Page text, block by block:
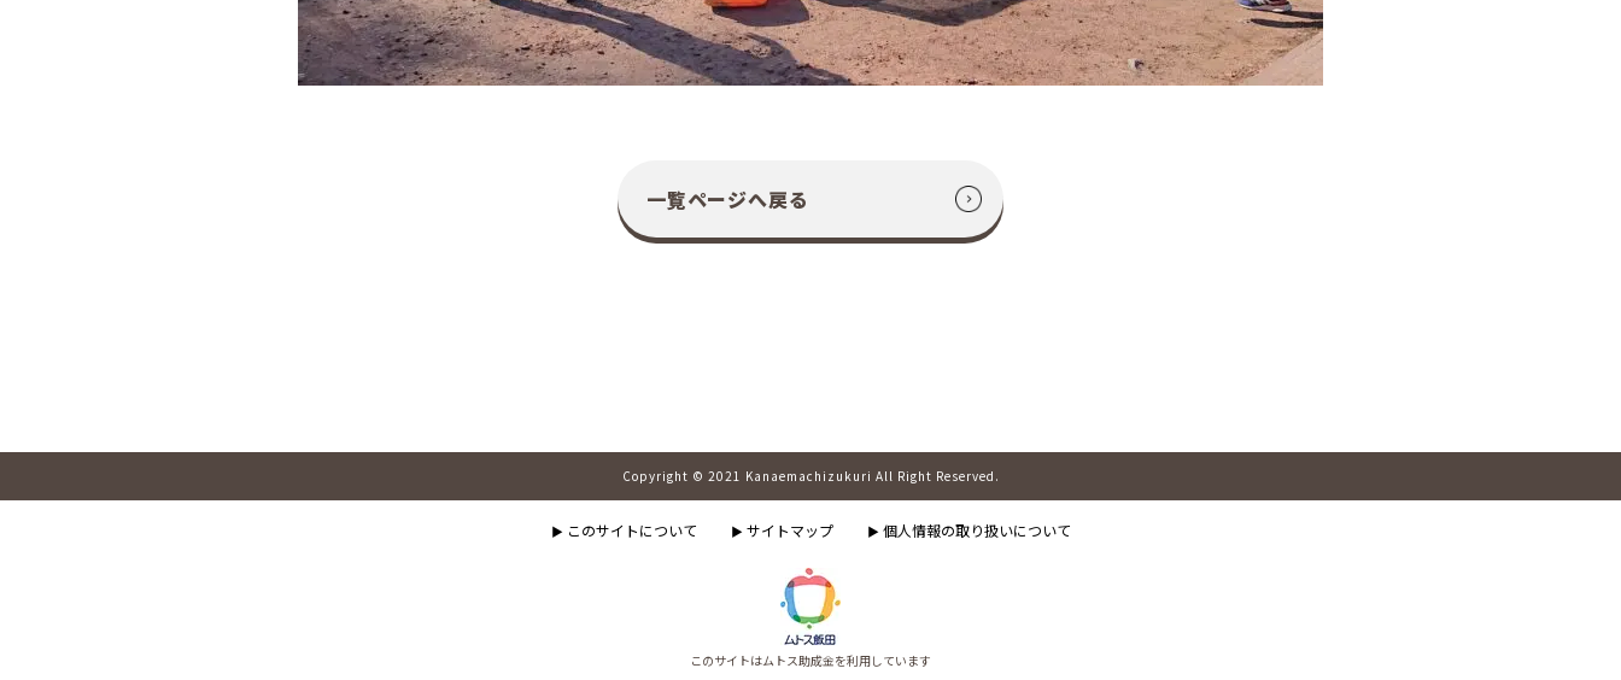
一覧ページへ戻る
Copyright © 2021 Kanaemachizukuri All Right Reserved.
▶ このサイトについて ▶ サイトマップ ▶ 個人情報の取り扱いについて
このサイトはムトス助成金を利用しています